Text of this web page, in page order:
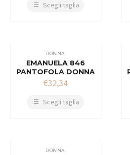
Scegli taglia
DONNA
EMANUELA 846
PANTOFOLA DONNA
€32,34
Scegli taglia
DONNA